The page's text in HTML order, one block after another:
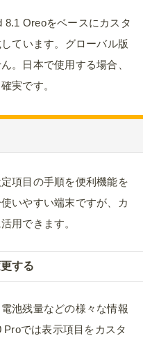
8.1 Oreoをベースにカスタ
ています。グローバル版
。日本で使用する場合、
実です。
項目の手順を便利機能を
いやすい端末ですが、カ
用できます。
する
池残量などの様々な情報
では表示項目をカスタ